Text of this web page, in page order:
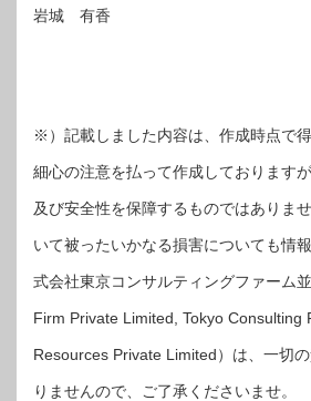
岩城 有香
※）記載しました内容は、作成時点で得
細心の注意を払って作成しております
及び安全性を保障するものではありま
いて被ったいかなる損害についても情
式会社東京コンサルティングファーム
Firm Private Limited, Tokyo Consulting
Resources Private Limited）は、一切
りませんので、ご了承くださいませ。